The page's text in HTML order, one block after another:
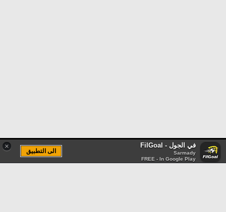
× في الجول - FilGoal
Sarmady
FREE - In Google Play
الى التطبيق